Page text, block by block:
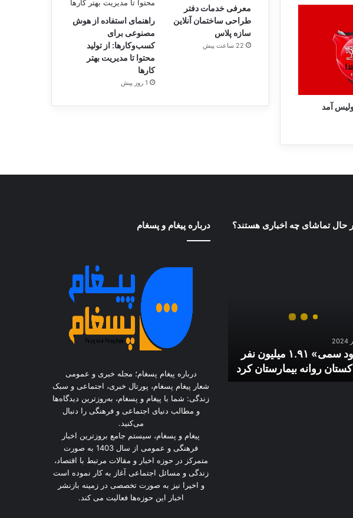
آمد
معرفی خدمات دفتر
طراحی ساختمان آنلاین
سازه پلاس
22 ساعت پیش
راهنمای استفاده از هوش
مصنوعی برای
کسب‌وکارها: از تولید
محتوا تا مدیریت بهتر
کارها
1 روز پیش
حال تماشای چه اخباری هستند؟
«مه‌-دود سمی» ۱.۹۱ میلیون نفر
روانه بیمارستان‌ کرد
درباره پیغام و پسغام
درباره پیغام پسغام؛ مجله خبری و عمومی
شعار پیغام پسغام، پورتال خبری، اجتماعی و سبک
زندگی: شما با پیغام و پسغام، به‌روزترین دیدگاه‌ها
و مطالب دنیای اجتماعی و فرهنگی را دنبال
می‌کنید.
پیغام و پسغام، سیستم جامع بروزترین اخبار
فرهنگی و عمومی از سال 1403 به صورت
متمرکز در حوزه اخبار و مقالات مرتبط با اقتصاد،
زندگی و مسائل اجتماعی آغاز به کار نموده است
و اخیرا نیز به صورت تخصصی در زمینه بازنشر
اخبار این حوزه‌ها فعالیت می کند.